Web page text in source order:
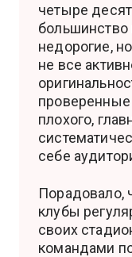
четыре
большинство
недорогие,
не все
плохого,
себе
Порадовало,
клубы
своих
командами